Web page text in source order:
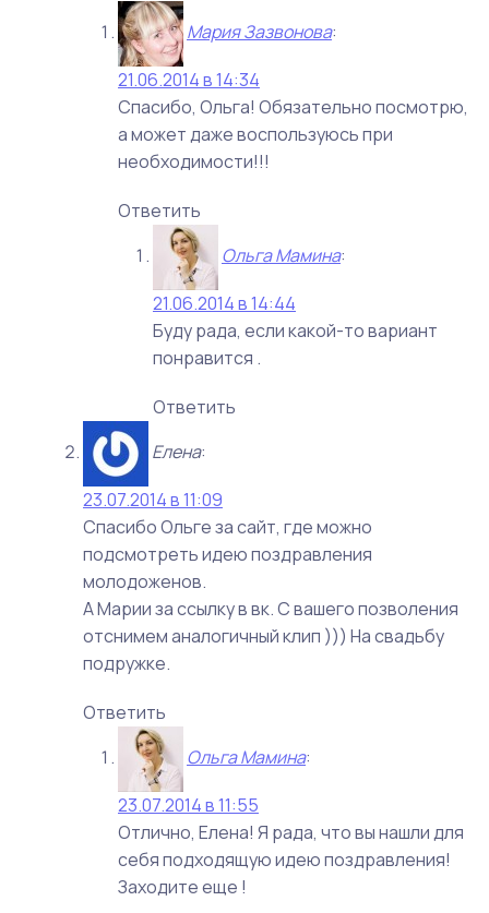
Мария Зазвонова:
21.06.2014 в 14:34
Спасибо, Ольга! Обязательно посмотрю,
а может даже воспользуюсь при
необходимости!!!
Ответить
Ольга Мамина:
21.06.2014 в 14:44
Буду рада, если какой-то вариант
понравится .
Ответить
Елена:
23.07.2014 в 11:09
Спасибо Ольге за сайт, где можно
подсмотреть идею поздравления
молодоженов.
А Марии за ссылку в вк. С вашего позволения
отснимем аналогичный клип ))) На свадьбу
подружке.
Ответить
Ольга Мамина:
23.07.2014 в 11:55
Отлично, Елена! Я рада, что вы нашли для
себя подходящую идею поздравления!
Заходите еще !